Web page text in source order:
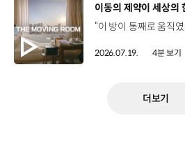
[동영상]
2026.07.19. 4분 보기
더보기